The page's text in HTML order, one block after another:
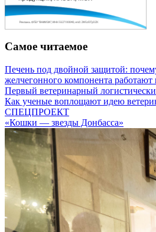
Самое читаемое
Печень под двойной защитой:
желчегонного компонента
Первый ветеринарный
Как ученые воплощают идею
СПЕЦПРОЕКТ
«Кошки — звезды Донбасса»